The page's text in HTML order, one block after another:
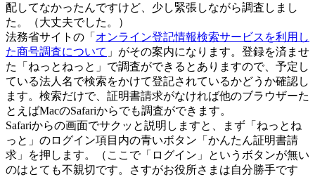
配してなかったんですけど、少し緊張しながら調査しまし
た。（大丈夫でした。）
法務省サイトの「 オンライン登記情報検索サービスを利用し
た商号調査について 」がその案内になります。登録を済ませ
た「ねっとねっと」で調査ができるとありますので、予定し
ている法人名で検索をかけて登記されているかどうか確認し
ます。検索だけで、証明書請求がなければ他のブラウザーた
とえばMacのSafariからでも調査ができます。
Safariからの画面でサクッと説明しますと、まず「ねっとね
っと」のログイン項目内の青いボタン「かんたん証明書請
求」を押します。（ここで「ログイン」というボタンが無い
のはとても不親切です。さすがお役所さまは自分勝手です